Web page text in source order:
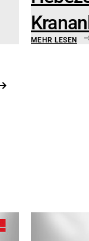
MEHR LESEN